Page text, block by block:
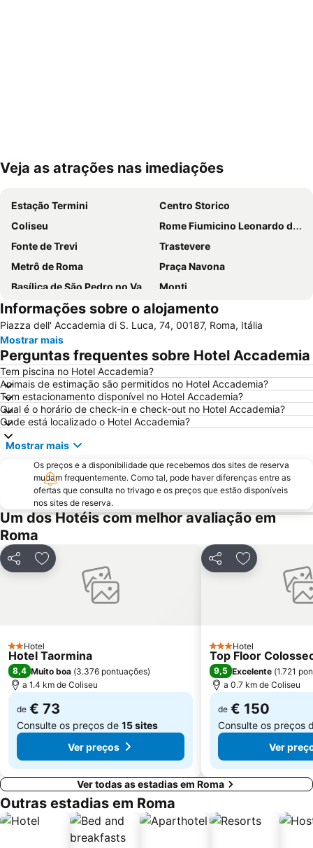
Ampliar mapa
Veja as atrações nas imediações
Estação Termini
Centro Storico
Coliseu
Rome Fiumicino Leonardo da Vinci International Airport
Fonte de Trevi
Trastevere
Metrô de Roma
Praça Navona
Basílica de São Pedro no Vaticano
Monti
Termini Metro Station
Praça de Espanha
Prati
Panteão
Basílica de Santa Maria Maggiore
Barberini - Fontana di Trevi Metro Station
International Airport Roma Ciampino
Praça de São Pedro
Trevi
Ostia
Lungotevere Castello & Vaticano
Via del Corso
Museu Vaticano
Termas de Caracala
Colosseo Metro Station
Estádio Olímpico de Roma
Parioli
La Santa Sede
La Sapienza - Città Universitaria
Fiera di Roma
Via Nazionale
Via Veneto Rome
Ostia Antica
Roma Ostiense Railway Station
Nomentano - San Lorenzo
Piazza Campo de' Fiori
Stazione Tiburtina
Fórum Romano
Ottaviano - San Pietro - Musei Vaticani Metro Station
Lido di Ostia Levante
Santa Cecilia in Trastevere
Santa Maria en Trastevere
San Giovanni
Informações sobre o alojamento
Piazza dell' Accademia di S. Luca, 74, 00187, Roma, Itália
Mostrar mais
Perguntas frequentes sobre Hotel Accademia
Tem piscina no Hotel Accademia?
Animais de estimação são permitidos no Hotel Accademia?
Tem estacionamento disponível no Hotel Accademia?
Qual é o horário de check-in e check-out no Hotel Accademia?
Onde está localizado o Hotel Accademia?
Mostrar mais
Os preços e a disponibilidade que recebemos dos sites de reserva
mudam frequentemente. Como tal, pode haver diferenças entre as
ofertas que consulta no trivago e os preços que estão disponíveis
nos sites de reserva.
Um dos Hotéis com melhor avaliação em
Roma
PartilharAdicionar aos favoritos
2 Estrelas
Hotel
Hotel Taormina
8,4 Muito boa (3.376 pontuações)
a 1.4 km de Coliseu
de € 73
Consulte os preços de 15 sites
Ver preços
PartilharAdicionar
3 Estrelas
Hotel
Top Floor
9,5 Excelente (1.721
a 0.7 km de Coliseu
de € 150
Consulte os preços
Ver
Ver todas as estadias em Roma
Outras estadias em Roma